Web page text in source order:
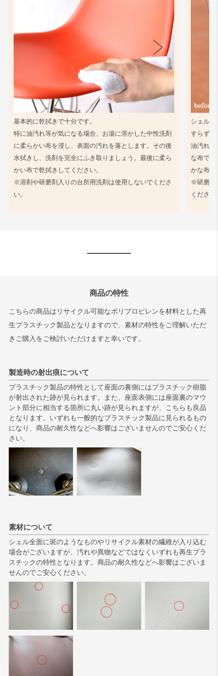
基本的に乾拭きで十分です。
特に油汚れ等が気になる場合、お湯に溶かした中性洗剤
に柔らかい布を浸し、表面の汚れを落とします。その後
水拭きし、洗剤を完全にふき取りましょう。最後に柔ら
かい布で乾拭きしてください。
※溶剤や研磨剤入りの台所用洗剤は使用しないでくださ
い。
シェル同
すらず、
油汚れ等
な布で軽
かな布で
※研磨剤
ください
商品の特性
こちらの商品はリサイクル可能なポリプロピレンを材料とした再
生プラスチック製品となりますので、素材の特性をご理解いただ
きご購入をご検討いただけますと幸いです。
製造時の射出痕について
プラスチック製品の特性として座面の裏側にはプラスチック樹脂
が射出された跡が見られます。また、座面表側には座面裏のマウ
ント部分に相当する箇所に丸い跡が見られますが、こちらも良品
となります。いずれも一般的なプラスチック製品に見られるもの
になり、商品の耐久性などへ影響はございませんのでご安心くだ
さい。
素材について
シェル全面に斑のようなものやリサイクル素材の繊維が入り込む
場合がございますが、汚れや異物などではなくいずれも再生プラ
スチックの特性となります。商品の耐久性などへ影響はございま
せんのでご安心ください。